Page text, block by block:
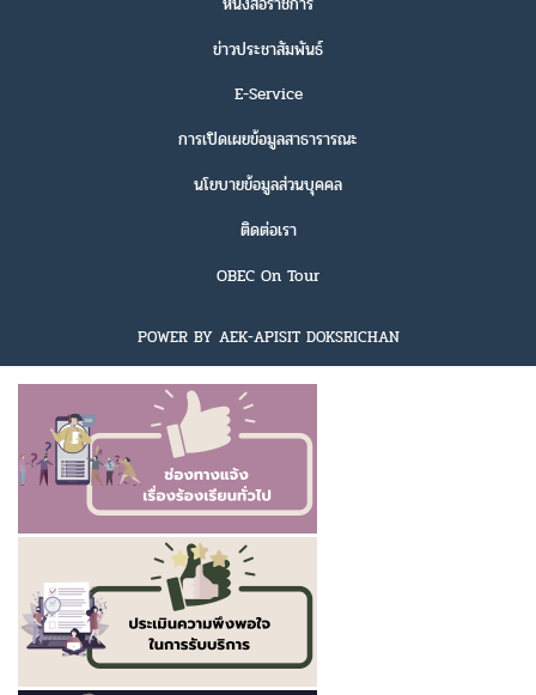
ข่าวประชาสัมพันธ์
E-Service
การเปิดเผยข้อมูลสาธารารณะ
นโยบายข้อมูลส่วนบุคคล
ติดต่อเรา
OBEC On Tour
POWER BY AEK-APISIT DOKSRICHAN